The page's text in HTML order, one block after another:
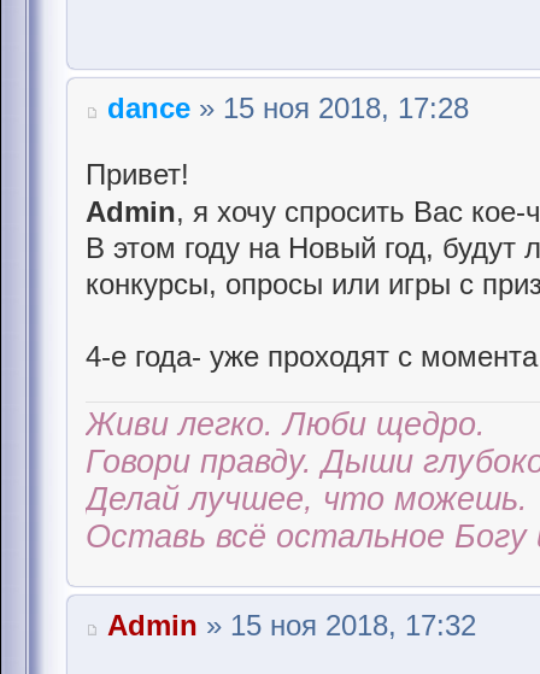
dance » 15 ноя 2018, 17:28
Привет!
Admin, я хочу спросить Вас
В этом году на Новый год, будут
конкурсы, опросы или игры с
4-е года- уже проходят с
Живи легко. Люби щедро.
Говори правду. Дыши
Делай лучшее, что можешь.
Оставь всё остальное Богу
Admin » 15 ноя 2018, 17:32